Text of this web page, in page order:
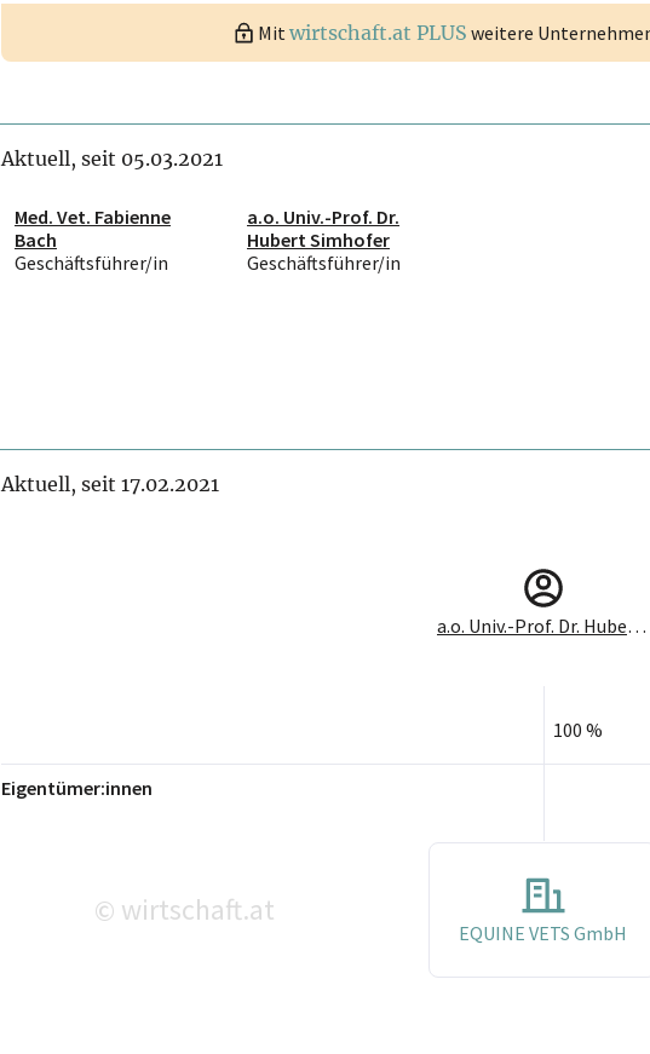
Mitwirtschaft.at PLUS weitere
Aktuell, seit 05.03.2021
Med. Vet. Fabienne
Bach
Geschäftsführer/in
a.o. Univ.-Prof. Dr.
Hubert Simhofer
Geschäftsführer/in
Aktuell, seit 17.02.2021
a.o. Univ.-Prof. Dr. Hubert Simhofer
100 %
Eigentümer:innen
© wirtschaft.at
EQUINE VETS GmbH